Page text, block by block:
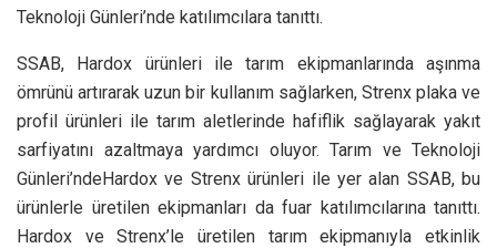
Teknoloji Günleri’nde katılımcılara tanıttı.
SSAB, Hardox ürünleri ile tarım ekipmanlarında aşınma
ömrünü artırarak uzun bir kullanım sağlarken, Strenx plaka ve
profil ürünleri ile tarım aletlerinde hafiflik sağlayarak yakıt
sarfiyatını azaltmaya yardımcı oluyor. Tarım ve Teknoloji
Günleri’ndeHardox ve Strenx ürünleri ile yer alan SSAB, bu
ürünlerle üretilen ekipmanları da fuar katılımcılarına tanıttı.
Hardox ve Strenx’le üretilen tarım ekipmanıyla etkinlik